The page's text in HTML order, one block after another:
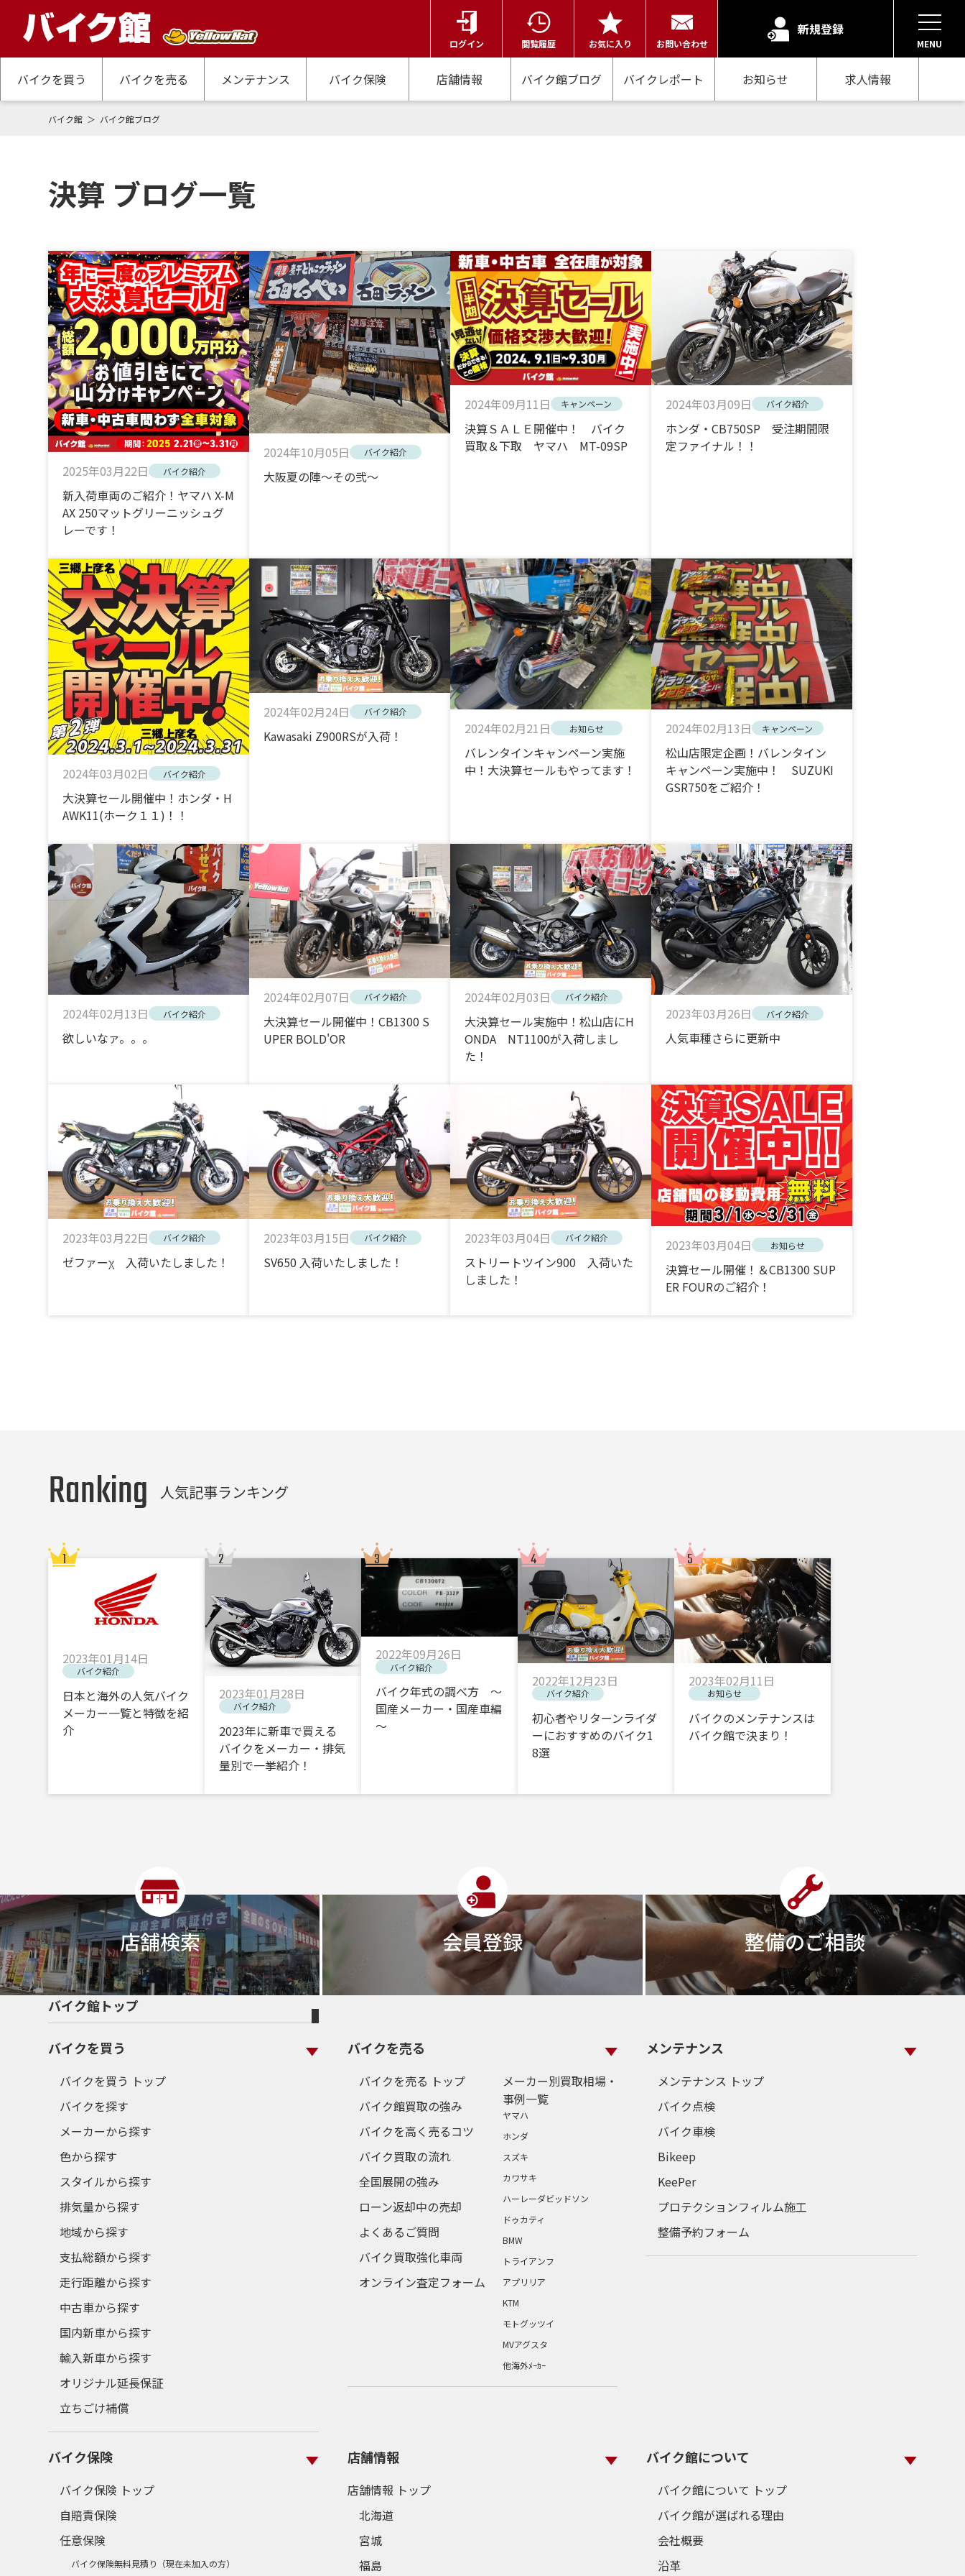
ログイン 閲覧履歴 お気に入り お問い合わせ
新規登録
MENU
バイクを買う バイクを売る メンテナンス バイク保険 店舗情報 バイク館ブログ バイクレポート お知らせ 求人情報
バイク館 バイク館ブログ
決算 ブログ一覧
2025年03月22日 バイク紹介
新入荷車両のご紹介！ヤマハ X-M
AX 250マットグリーニッシュグ
レーです！
2024年10月05日 バイク紹介
大阪夏の陣～その弐～
2024年09月11日 キャンペーン
決算ＳＡＬＥ開催中！ バイク
買取＆下取 ヤマハ MT-09SP
2024年03月09日 バイク紹介
ホンダ・CB750SP 受注期間限
定ファイナル！！
2024年03月02日 バイク紹介
大決算セール開催中！ホンダ・H
AWK11(ホーク１１)！！
2024年02月24日 バイク紹介
Kawasaki Z900RSが入荷！ 2024年02月21日 お知らせ
バレンタインキャンペーン実施
中！大決算セールもやってます！
2024年02月13日 キャンペーン
松山店限定企画！バレンタイン
キャンペーン実施中！ SUZUKI
GSR750をご紹介！
2024年02月13日 バイク紹介
欲しいなァ。。。
2024年02月07日 バイク紹介
大決算セール開催中！CB1300 S
UPER BOLD'OR
2024年02月03日 バイク紹介
大決算セール実施中！松山店にH
ONDA NT1100が入荷しまし
た！
2023年03月26日 バイク紹介
人気車種さらに更新中
2023年03月22日 バイク紹介
ゼファーχ 入荷いたしました！
2023年03月15日 バイク紹介
SV650 入荷いたしました！
2023年03月04日 バイク紹介
ストリートツイン900 入荷いた
しました！
2023年03月04日 お知らせ
決算セール開催！＆CB1300 SUP
ER FOURのご紹介！
Ranking 人気記事ランキング
2023年01月14日
バイク紹介
日本と海外の人気バイク
メーカー一覧と特徴を紹
介
2023年01月28日
バイク紹介
2023年に新車で買える
バイクをメーカー・排気
量別で一挙紹介！
2022年09月26日
バイク紹介
バイク年式の調べ方 ～
国産メーカー・国産車編
～
2022年12月23日
バイク紹介
初心者やリターンライダ
ーにおすすめのバイク1
8選
2023年02月11日
お知らせ
バイクのメンテナンスは
バイク館で決まり！
店舗検索 会員登録 整備のご相談
バイク館トップ
バイクを買う
バイクを買う トップ
バイクを探す
メーカーから探す
色から探す
スタイルから探す
排気量から探す
地域から探す
支払総額から探す
走行距離から探す
中古車から探す
国内新車から探す
輸入新車から探す
オリジナル延長保証
立ちごけ補償
バイクを売る
バイクを売る トップ
バイク館買取の強み
バイクを高く売るコツ
バイク買取の流れ
全国展開の強み
ローン返却中の売却
よくあるご質問
バイク買取強化車両
オンライン査定フォーム
メーカー別買取相場・
事例一覧
ヤマハ
ホンダ
スズキ
カワサキ
ハーレーダビッドソン
ドゥカティ
BMW
トライアンフ
アプリリア
KTM
モトグッツイ
MVアグスタ
他海外ﾒｰｶｰ
メンテナンス
メンテナンス トップ
バイク点検
バイク車検
Bikeep
KeePer
プロテクションフィルム施工
整備予約フォーム
バイク保険
バイク保険 トップ
自賠責保険
任意保険
バイク保険無料見積り（現在未加入の方）
店舗情報
店舗情報 トップ
北海道
宮城
福島
バイク館について
バイク館について トップ
バイク館が選ばれる理由
会社概要
沿革